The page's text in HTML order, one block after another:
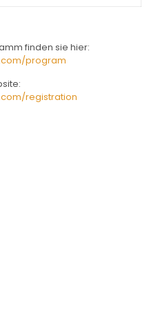
finden sie hier:
program
registration